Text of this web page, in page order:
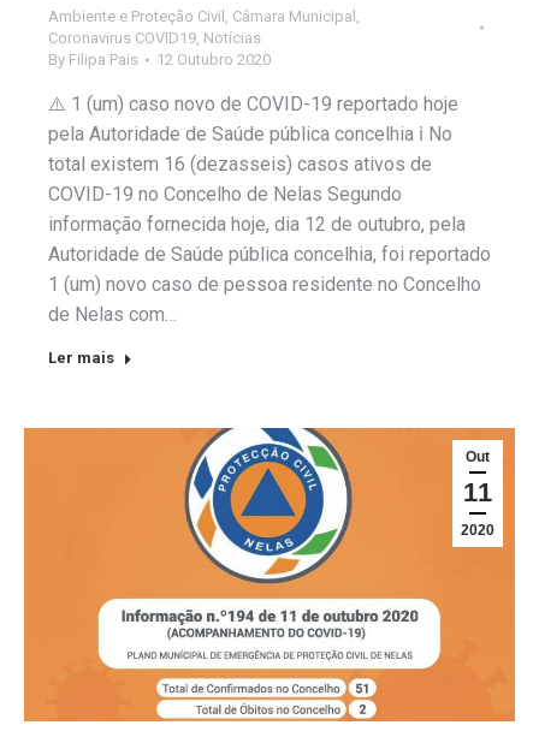
Ambiente e Proteção Civil Câmara Municipal
Coronavirus COVID19 Notícias
By Filipa Pais 12 Outubro 2020
⚠️ 1 (um) caso novo de COVID-19 reportado hoje
pela Autoridade de Saúde pública concelhia ℹ️ No
total existem 16 (dezasseis) casos ativos de
COVID-19 no Concelho de Nelas Segundo
informação fornecida hoje, dia 12 de outubro, pela
Autoridade de Saúde pública concelhia, foi reportado
1 (um) novo caso de pessoa residente no Concelho
de Nelas com…
Ler mais
Out
11
2020